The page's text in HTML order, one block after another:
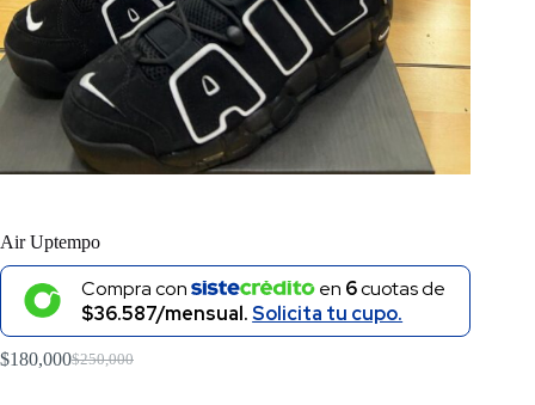
Air Uptempo
Compra con en 6cuotas de
$36.587/mensual.Solicita tu cupo.
$250,000
Original
$180,000Current